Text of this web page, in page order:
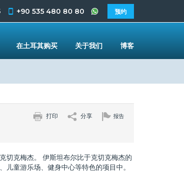
报告
分享
打印
切克梅杰。 伊斯坦布尔比于克切克梅杰的
儿童游乐场、健身中心等特色的项目中。
+90 535 480 80 80 预约
在土耳其购买 关于我们 博客